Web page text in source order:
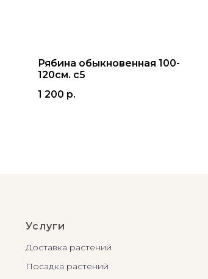
Рябина обыкновенная 100-
120см. с5
1 200 р.
Услуги
Доставка растений
Посадка растений